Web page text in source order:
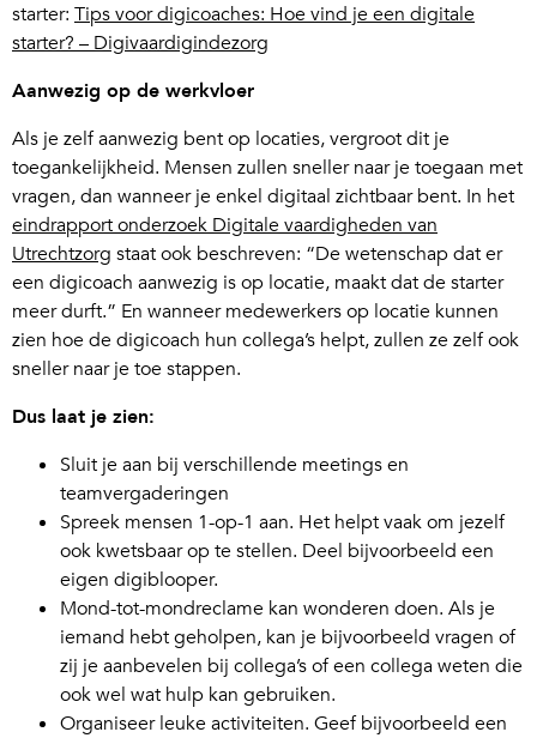
starter: Tips voor digicoaches: Hoe vind je een digitale
starter? – Digivaardigindezorg
Aanwezig op de werkvloer
Als je zelf aanwezig bent op locaties, vergroot dit je
toegankelijkheid. Mensen zullen sneller naar je toegaan met
vragen, dan wanneer je enkel digitaal zichtbaar bent. In het
eindrapport onderzoek Digitale vaardigheden van
Utrechtzorg staat ook beschreven: “De wetenschap dat er
een digicoach aanwezig is op locatie, maakt dat de starter
meer durft.” En wanneer medewerkers op locatie kunnen
zien hoe de digicoach hun collega’s helpt, zullen ze zelf ook
sneller naar je toe stappen.
Dus laat je zien:
Sluit je aan bij verschillende meetings en
teamvergaderingen
Spreek mensen 1-op-1 aan. Het helpt vaak om jezelf
ook kwetsbaar op te stellen. Deel bijvoorbeeld een
eigen digiblooper.
Mond-tot-mondreclame kan wonderen doen. Als je
iemand hebt geholpen, kan je bijvoorbeeld vragen of
zij je aanbevelen bij collega’s of een collega weten die
ook wel wat hulp kan gebruiken.
Organiseer leuke activiteiten. Geef bijvoorbeeld een